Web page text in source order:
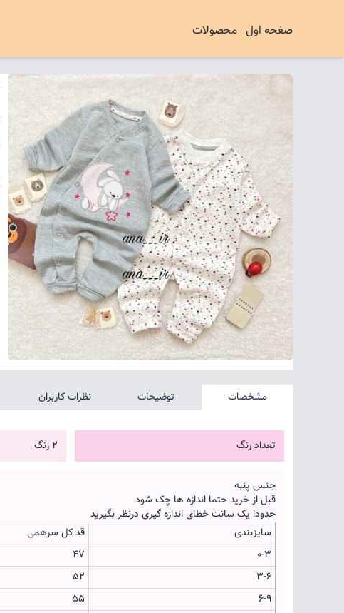
صفحه اول محصولات
مشخصات توضیحات نظرات کاربران
تعداد رنگ 2 رنگ
جنس پنبه
قبل از خرید حتما اندازه ها چک شود
حدودا یک سانت خطای اندازه گیری درنظر بگیرید
سایزبندی
قد کل سرهمی
0-3
47
3-6
52
6-9
55